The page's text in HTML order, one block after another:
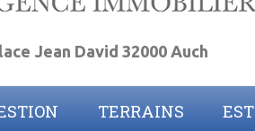
Jean David 32000 Auch
TERRAINS